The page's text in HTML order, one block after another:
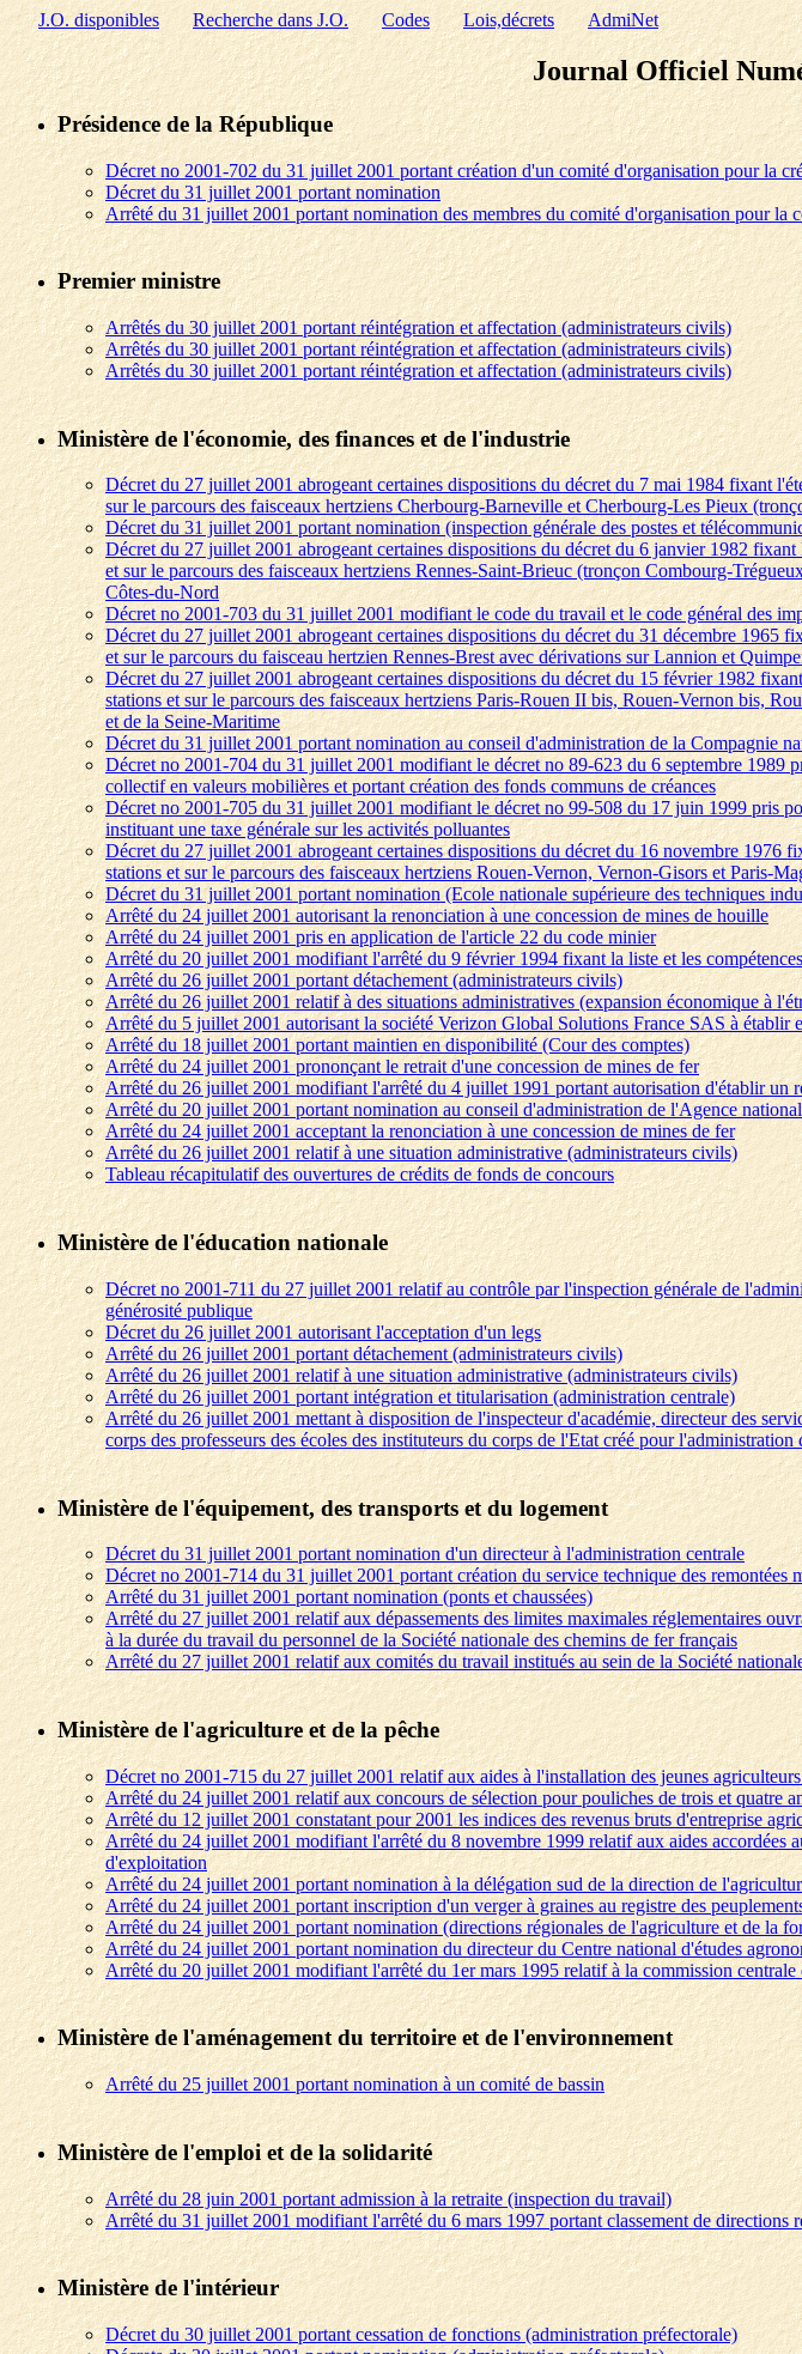
J.O. disponibles Recherche dans J.O. Codes Lois,décrets AdmiNet
Journal Officiel
Présidence de la République
Décret no 2001-702 du 31 juillet 2001 portant création d'un comité d'organisation pour la
Décret du 31 juillet 2001 portant nomination
Arrêté du 31 juillet 2001 portant nomination des membres du comité d'organisation pour la
Premier ministre
Arrêtés du 30 juillet 2001 portant réintégration et affectation (administrateurs civils)
Arrêtés du 30 juillet 2001 portant réintégration et affectation (administrateurs civils)
Arrêtés du 30 juillet 2001 portant réintégration et affectation (administrateurs civils)
Ministère de l'économie, des finances et de l'industrie
Décret du 27 juillet 2001 abrogeant certaines dispositions du décret du 7 mai 1984 fixant
sur le parcours des faisceaux hertziens Cherbourg-Barneville et Cherbourg-Les Pieux
Décret du 31 juillet 2001 portant nomination (inspection générale des postes et
Décret du 27 juillet 2001 abrogeant certaines dispositions du décret du 6 janvier 1982
et sur le parcours des faisceaux hertziens Rennes-Saint-Brieuc (tronçon Combourg-
Côtes-du-Nord
Décret no 2001-703 du 31 juillet 2001 modifiant le code du travail et le code général des
Décret du 27 juillet 2001 abrogeant certaines dispositions du décret du 31 décembre 1965
et sur le parcours du faisceau hertzien Rennes-Brest avec dérivations sur Lannion et
Décret du 27 juillet 2001 abrogeant certaines dispositions du décret du 15 février 1982
stations et sur le parcours des faisceaux hertziens Paris-Rouen II bis, Rouen-Vernon bis,
et de la Seine-Maritime
Décret du 31 juillet 2001 portant nomination au conseil d'administration de la Compagnie
Décret no 2001-704 du 31 juillet 2001 modifiant le décret no 89-623 du 6 septembre 1989
collectif en valeurs mobilières et portant création des fonds communs de créances
Décret no 2001-705 du 31 juillet 2001 modifiant le décret no 99-508 du 17 juin 1999 pris
instituant une taxe générale sur les activités polluantes
Décret du 27 juillet 2001 abrogeant certaines dispositions du décret du 16 novembre 1976
stations et sur le parcours des faisceaux hertziens Rouen-Vernon, Vernon-Gisors et Paris-
Décret du 31 juillet 2001 portant nomination (Ecole nationale supérieure des techniques
Arrêté du 24 juillet 2001 autorisant la renonciation à une concession de mines de houille
Arrêté du 24 juillet 2001 pris en application de l'article 22 du code minier
Arrêté du 20 juillet 2001 modifiant l'arrêté du 9 février 1994 fixant la liste et les
Arrêté du 26 juillet 2001 portant détachement (administrateurs civils)
Arrêté du 26 juillet 2001 relatif à des situations administratives (expansion économique à
Arrêté du 5 juillet 2001 autorisant la société Verizon Global Solutions France SAS à établir
Arrêté du 18 juillet 2001 portant maintien en disponibilité (Cour des comptes)
Arrêté du 24 juillet 2001 prononçant le retrait d'une concession de mines de fer
Arrêté du 26 juillet 2001 modifiant l'arrêté du 4 juillet 1991 portant autorisation d'établir un
Arrêté du 20 juillet 2001 portant nomination au conseil d'administration de l'Agence
Arrêté du 24 juillet 2001 acceptant la renonciation à une concession de mines de fer
Arrêté du 26 juillet 2001 relatif à une situation administrative (administrateurs civils)
Tableau récapitulatif des ouvertures de crédits de fonds de concours
Ministère de l'éducation nationale
Décret no 2001-711 du 27 juillet 2001 relatif au contrôle par l'inspection générale de
générosité publique
Décret du 26 juillet 2001 autorisant l'acceptation d'un legs
Arrêté du 26 juillet 2001 portant détachement (administrateurs civils)
Arrêté du 26 juillet 2001 relatif à une situation administrative (administrateurs civils)
Arrêté du 26 juillet 2001 portant intégration et titularisation (administration centrale)
Arrêté du 26 juillet 2001 mettant à disposition de l'inspecteur d'académie, directeur des
corps des professeurs des écoles des instituteurs du corps de l'Etat créé pour
Ministère de l'équipement, des transports et du logement
Décret du 31 juillet 2001 portant nomination d'un directeur à l'administration centrale
Décret no 2001-714 du 31 juillet 2001 portant création du service technique des remontées
Arrêté du 31 juillet 2001 portant nomination (ponts et chaussées)
Arrêté du 27 juillet 2001 relatif aux dépassements des limites maximales réglementaires
à la durée du travail du personnel de la Société nationale des chemins de fer français
Arrêté du 27 juillet 2001 relatif aux comités du travail institués au sein de la Société
Ministère de l'agriculture et de la pêche
Décret no 2001-715 du 27 juillet 2001 relatif aux aides à l'installation des jeunes
Arrêté du 24 juillet 2001 relatif aux concours de sélection pour pouliches de trois et quatre
Arrêté du 12 juillet 2001 constatant pour 2001 les indices des revenus bruts d'entreprise
Arrêté du 24 juillet 2001 modifiant l'arrêté du 8 novembre 1999 relatif aux aides
d'exploitation
Arrêté du 24 juillet 2001 portant nomination à la délégation sud de la direction de
Arrêté du 24 juillet 2001 portant inscription d'un verger à graines au registre des
Arrêté du 24 juillet 2001 portant nomination (directions régionales de l'agriculture et de la
Arrêté du 24 juillet 2001 portant nomination du directeur du Centre national d'études
Arrêté du 20 juillet 2001 modifiant l'arrêté du 1er mars 1995 relatif à la commission
Ministère de l'aménagement du territoire et de l'environnement
Arrêté du 25 juillet 2001 portant nomination à un comité de bassin
Ministère de l'emploi et de la solidarité
Arrêté du 28 juin 2001 portant admission à la retraite (inspection du travail)
Arrêté du 31 juillet 2001 modifiant l'arrêté du 6 mars 1997 portant classement de directions
Ministère de l'intérieur
Décret du 30 juillet 2001 portant cessation de fonctions (administration préfectorale)